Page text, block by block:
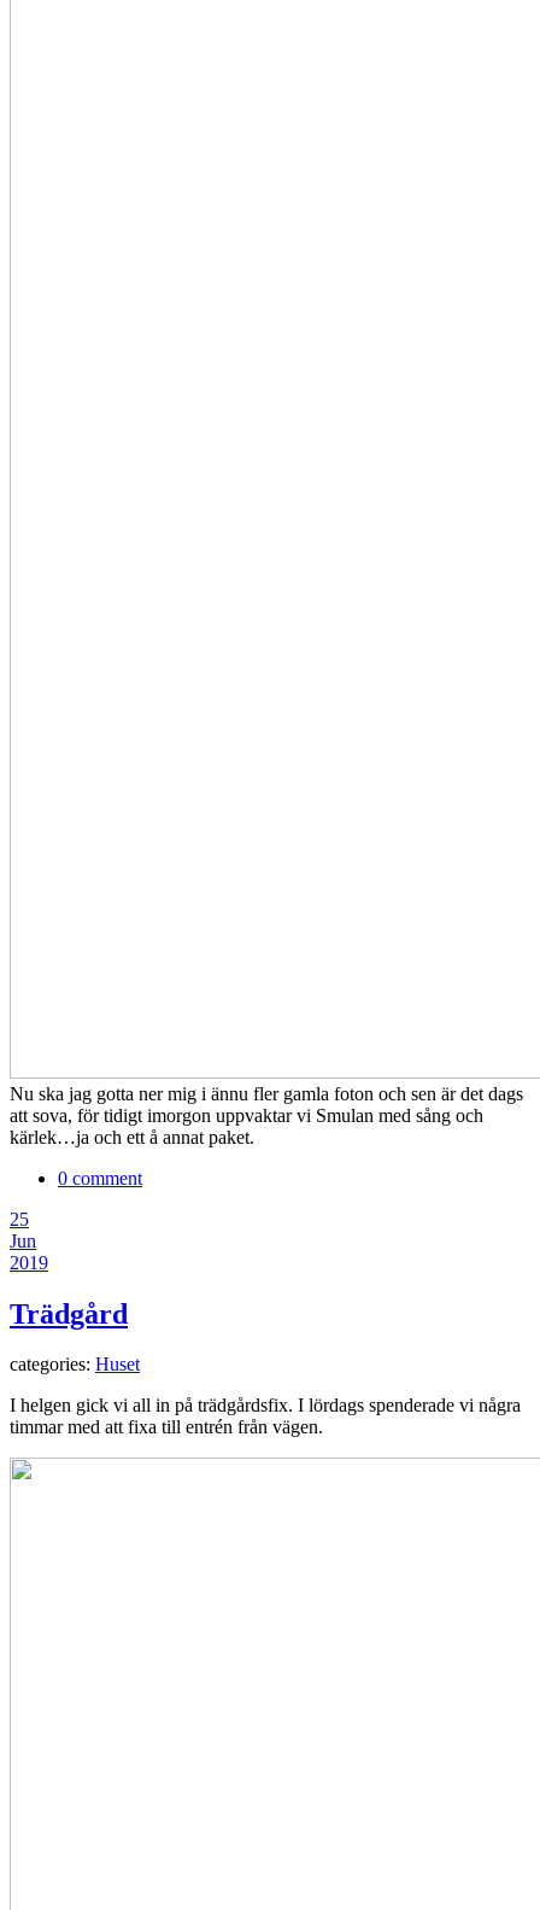
Nu ska jag gotta ner mig i ännu fler gamla foton och sen är det dags
att sova, för tidigt imorgon uppvaktar vi Smulan med sång och
kärlek…ja och ett å annat paket.
0 comment
25
Jun
2019
Trädgård
categories: Huset
I helgen gick vi all in på trädgårdsfix. I lördags spenderade vi några
timmar med att fixa till entrén från vägen.